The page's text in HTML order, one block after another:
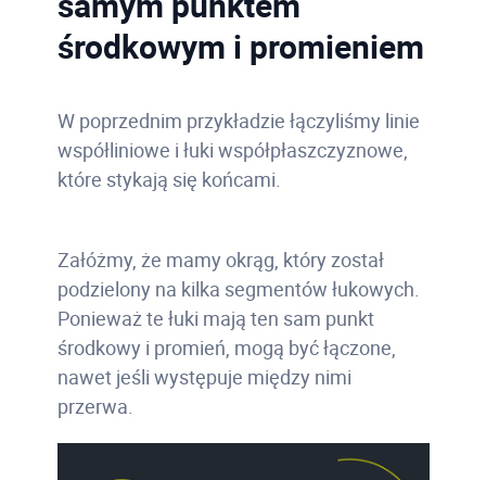
środkowym i promieniem
W poprzednim przykładzie łączyliśmy linie
współliniowe i łuki współpłaszczyznowe,
które stykają się końcami.
Załóżmy, że mamy okrąg, który został
podzielony na kilka segmentów łukowych.
Ponieważ te łuki mają ten sam punkt
środkowy i promień, mogą być łączone,
nawet jeśli występuje między nimi
przerwa.